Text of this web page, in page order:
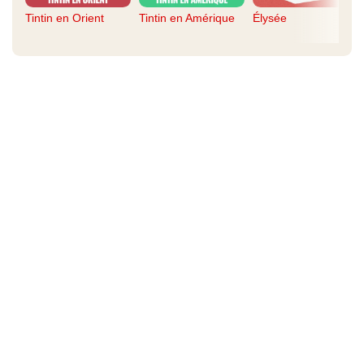
Tintin en Orient Tintin en Amérique Élysée